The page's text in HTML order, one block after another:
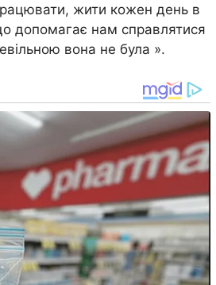
жити кожен день в
допомагає нам справлятися
вона не була ».